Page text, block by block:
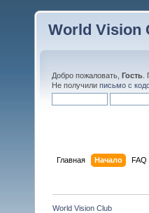
World Vision
Добро пожаловать, Гость
Не получили письмо с
Главная Начало FAQ
World Vision Club